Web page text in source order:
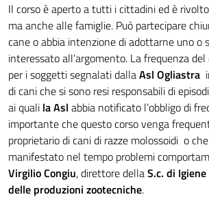
Il corso è aperto a tutti i cittadini ed è
ma anche alle famiglie. Può partecipare
cane o abbia intenzione di adottarne uno o
interessato all’argomento. La frequenza
per i soggetti segnalati dallaAsl Ogliastra
di cani che si sono resi responsabili di
ai quali la Asl abbia notificato l’obbligo di
importante che questo corso venga
proprietario di cani di razze molossoidi o
manifestato nel tempo problemi
Virgilio Congiu, direttore dellaS.c. di
delle produzioni zootecniche.